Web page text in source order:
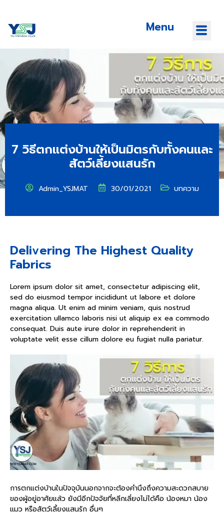
Menu
7 วิธีตกแต่งบ้านให้เป็นมิตรกับทั้งคนและ
สัตว์เลี้ยงแสนรัก
Admin_YSJMAT 30/01/2021 บทความ
Delivering The Highest Quality
Fabrics
Lorem ipsum dolor sit amet, consectetur adipiscing elit,
sed do eiusmod tempor incididunt ut labore et dolore
magna aliqua. Ut enim ad minim veniam, quis nostrud
exercitation ullamco laboris nisi ut aliquip ex ea commodo
consequat. Duis aute irure dolor in reprehenderit in
voluptate velit esse cillum dolore eu fugiat nulla pariatur.
การตกแต่งบ้านในปัจจุบันนอกจากจะต้องคำนึงถึงความสะดวกสบาย
ของผู้อยู่อาศัยแล้ว ยังมีอีกปัจจัยที่หลีกเลี่ยงไม่ได้คือ น้องหมา น้อง
แมว หรือสัตว์เลี้ยงแสนรัก อื่นๆ